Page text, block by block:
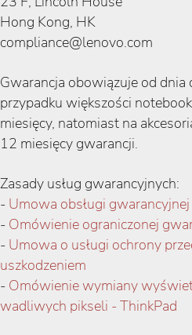
Hong Kong, HK
compliance@lenovo.com
Gwarancja obowiązuje od dnia
przypadku większości
miesięcy, natomiast na
12 miesięcy gwarancji.
Zasady usług gwarancyjnych:
- Umowa obsługi gwarancyjnej
- Omówienie ograniczonej
- Umowa o usługi ochrony
uszkodzeniem
- Omówienie wymiany
wadliwych pikseli - ThinkPad